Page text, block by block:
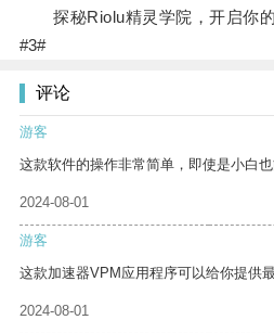
探秘Riolu精灵学院，开启你的
#3#
评论
游客
这款软件的操作非常简单，即使是小白也
2024-08-01
游客
这款加速器VPM应用程序可以给你提供
2024-08-01